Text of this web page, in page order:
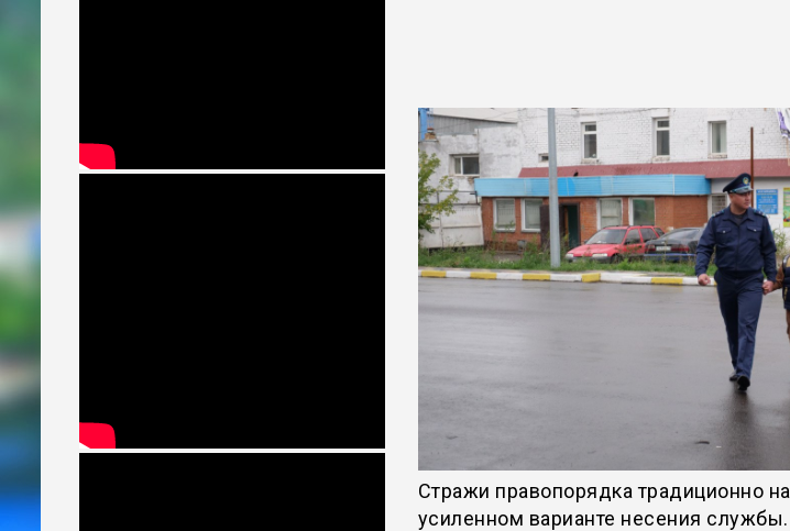
Стражи правопорядка традиционно
усиленном варианте несения службы.